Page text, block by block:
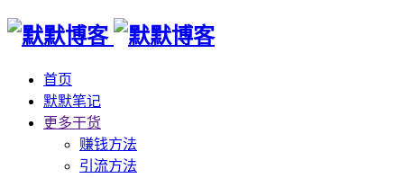
首页
默默笔记
更多干货
赚钱方法
引流方法